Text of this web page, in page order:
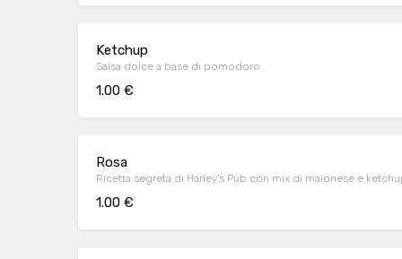
Ketchup
Salsa dolce a base di pomodoro
1.00 €
Rosa
Ricetta segreta di Harley's Pub con mix di maionese e
1.00 €